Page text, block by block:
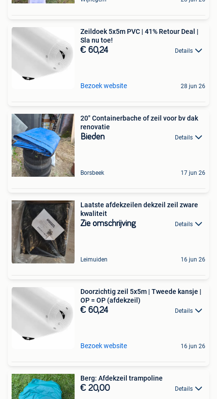
Zeildoek 5x5m PVC | 41% Retour Deal |
Sla nu toe!
€ 60,24 Details
Bezoek website 28 jun 26
20" Containerbache of zeil voor bv dak
renovatie
Bieden Details
Borsbeek 17 jun 26
Laatste afdekzeilen dekzeil zeil zware
kwaliteit
Zie omschrijving Details
Leimuiden 16 jun 26
Doorzichtig zeil 5x5m | Tweede kansje |
OP = OP (afdekzeil)
€ 60,24 Details
Bezoek website 16 jun 26
Berg: Afdekzeil trampoline
€ 20,00 Details